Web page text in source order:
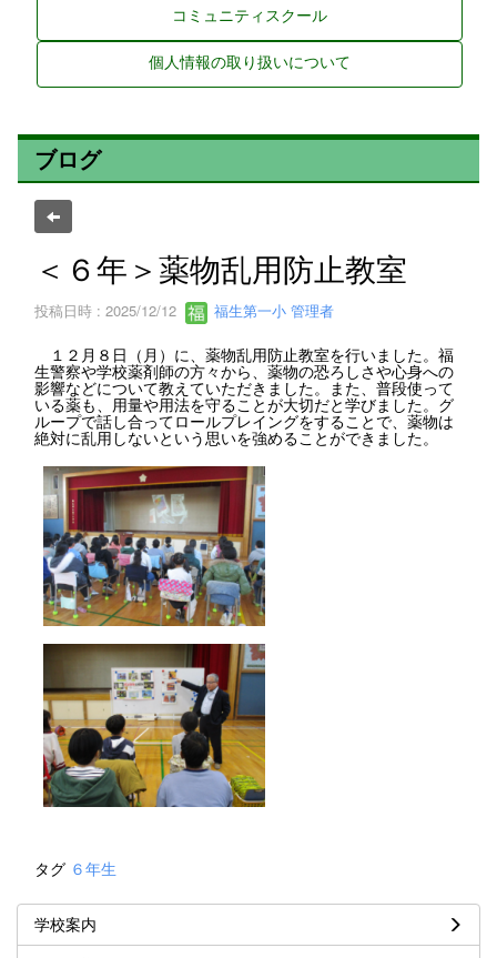
コミュニティスクール
個人情報の取り扱いについて
ブログ
＜６年＞薬物乱用防止教室
投稿日時 : 2025/12/12 福生第一小 管理者
１２月８日（月）に、薬物乱用防止教室を行いました。福
生警察や学校薬剤師の方々から、薬物の恐ろしさや心身への
影響などについて教えていただきました。また、普段使って
いる薬も、用量や用法を守ることが大切だと学びました。グ
ループで話し合ってロールプレイングをすることで、薬物は
絶対に乱用しないという思いを強めることができました。
タグ ６年生
学校案内